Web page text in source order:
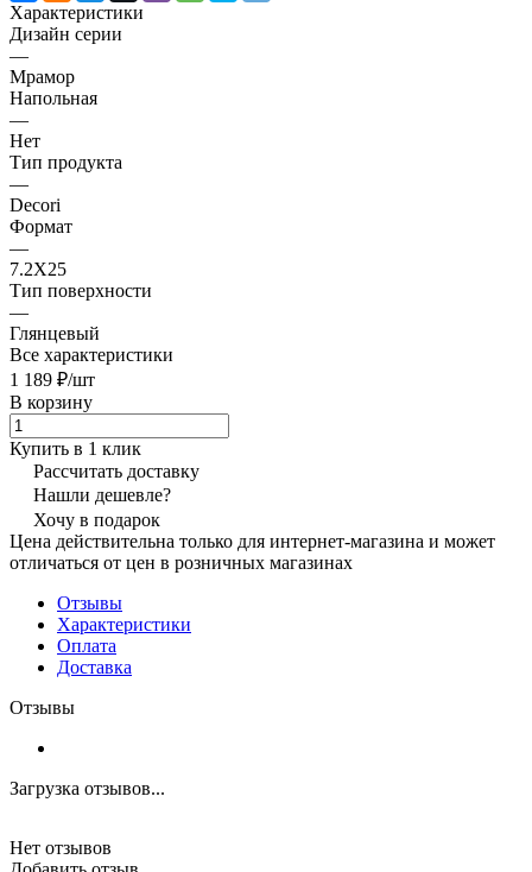
Характеристики
Дизайн серии
—
Мрамор
Напольная
—
Нет
Тип продукта
—
Decori
Формат
—
7.2X25
Тип поверхности
—
Глянцевый
Все характеристики
1 189 ₽/шт
В корзину
Купить в 1 клик
Рассчитать доставку
Нашли дешевле?
Хочу в подарок
Цена действительна только для интернет-магазина и может
отличаться от цен в розничных магазинах
Отзывы
Характеристики
Оплата
Доставка
Отзывы
Загрузка отзывов...
Нет отзывов